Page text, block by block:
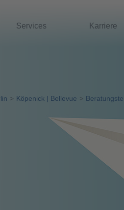
Köpenick | Bellevue
Services Karriere